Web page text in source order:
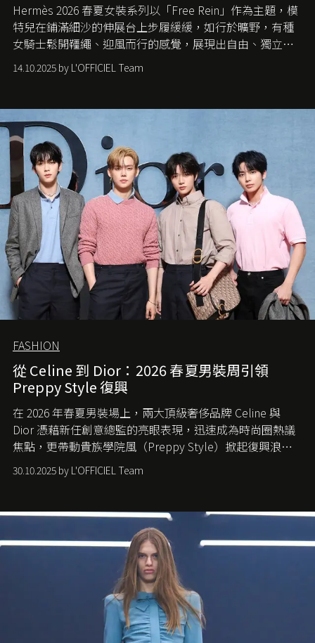
Hermès 2026 春夏女裝系列以「Free Rein」作為主題，模
特兒在鋪滿細沙的伸展台上步履緩緩，如行於曠野，有種
女騎士鬆開韁繩、迎風而行的感覺，展現出自由、獨立與
從容的態度。
14.10.2025 by L'OFFICIEL Team
FASHION
從 Celine 到 Dior：2026 春夏男裝周引領
Preppy Style 復興
在 2026 年春夏男裝場上，兩大頂級奢侈品牌 Celine 與
Dior 憑藉新任創意總監的亮眼表現，迅速成為時尚圈熱議
焦點，更帶動貴族學院風（Preppy Style）掀起復興浪
潮，讓這股經典風格再度回到大眾視線。
30.10.2025 by L'OFFICIEL Team